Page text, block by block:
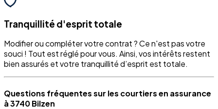
Tranquillité d'esprit totale
Modifier ou compléter votre contrat ? Ce n'est pas votre
souci ! Tout est réglé pour vous. Ainsi, vos intérêts restent
bien assurés et votre tranquillité d’esprit est totale.
Questions fréquentes sur les courtiers en assurance
à 3740 Bilzen